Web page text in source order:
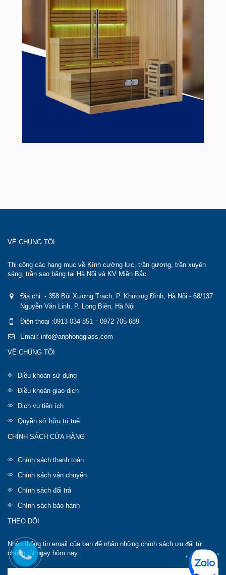
VỀ CHÚNG TÔI
Thi công các hạng mục về Kính cường lực, trần gương, trần xuyên
sáng, trần sao băng tại Hà Nội và KV Miền Bắc
Địa chỉ: - 358 Bùi Xương Trạch, P. Khương Đình, Hà Nội - 68/137
Nguyễn Văn Linh, P. Long Biên, Hà Nội
Điện thoại :0913 034 851 - 0972 705 689
Email: info@anphongglass.com
VỀ CHÚNG TÔI
Điều khoản sử dụng
Điều khoản giao dịch
Dịch vụ tiện ích
Quyền sở hữu trí tuệ
CHÍNH SÁCH CỬA HÀNG
Chính sách thanh toán
Chính sách vận chuyển
Chính sách đổi trả
Chính sách bảo hành
THEO DÕI
Nhập thông tin email của bạn để nhận những chính sách ưu đãi từ
chúng tôi ngay hôm nay